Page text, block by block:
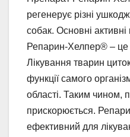
регенерує різні
собак. Основні
Репарин-Хелпер® – це
Лікування тварин
функції самого
області. Таким чином,
прискорюється.
ефективний для